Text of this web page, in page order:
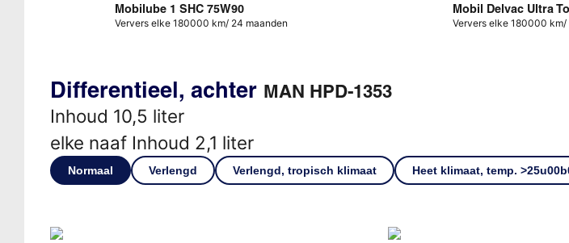
Mobilube 1 SHC 75W90
Ververs elke 180000 km/ 24 maanden
Mobil Delvac Ultra
Ververs elke 180000 km/
Differentieel, achter MAN HPD-1353
Inhoud 10,5 liter
elke naaf Inhoud 2,1 liter
Normaal Verlengd Verlengd, tropisch klimaat Heet klimaat, temp.